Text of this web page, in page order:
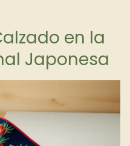
en la
Japonesa